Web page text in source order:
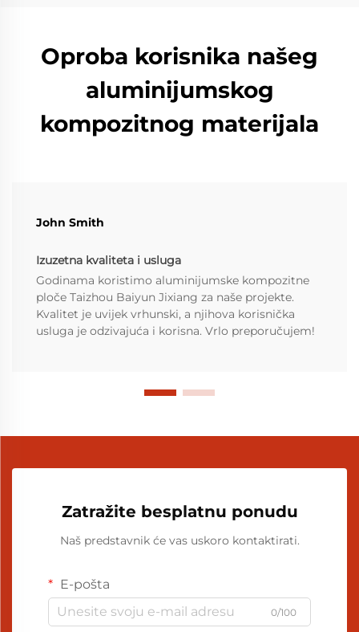
Oproba korisnika našeg
aluminijumskog
kompozitnog materijala
John Smith
Izuzetna kvaliteta i usluga
Godinama koristimo aluminijumske kompozitne
ploče Taizhou Baiyun Jixiang za naše projekte.
Kvalitet je uvijek vrhunski, a njihova korisnička
usluga je odzivajuća i korisna. Vrlo preporučujem!
Zatražite besplatnu ponudu
Naš predstavnik će vas uskoro kontaktirati.
E-pošta
0/100